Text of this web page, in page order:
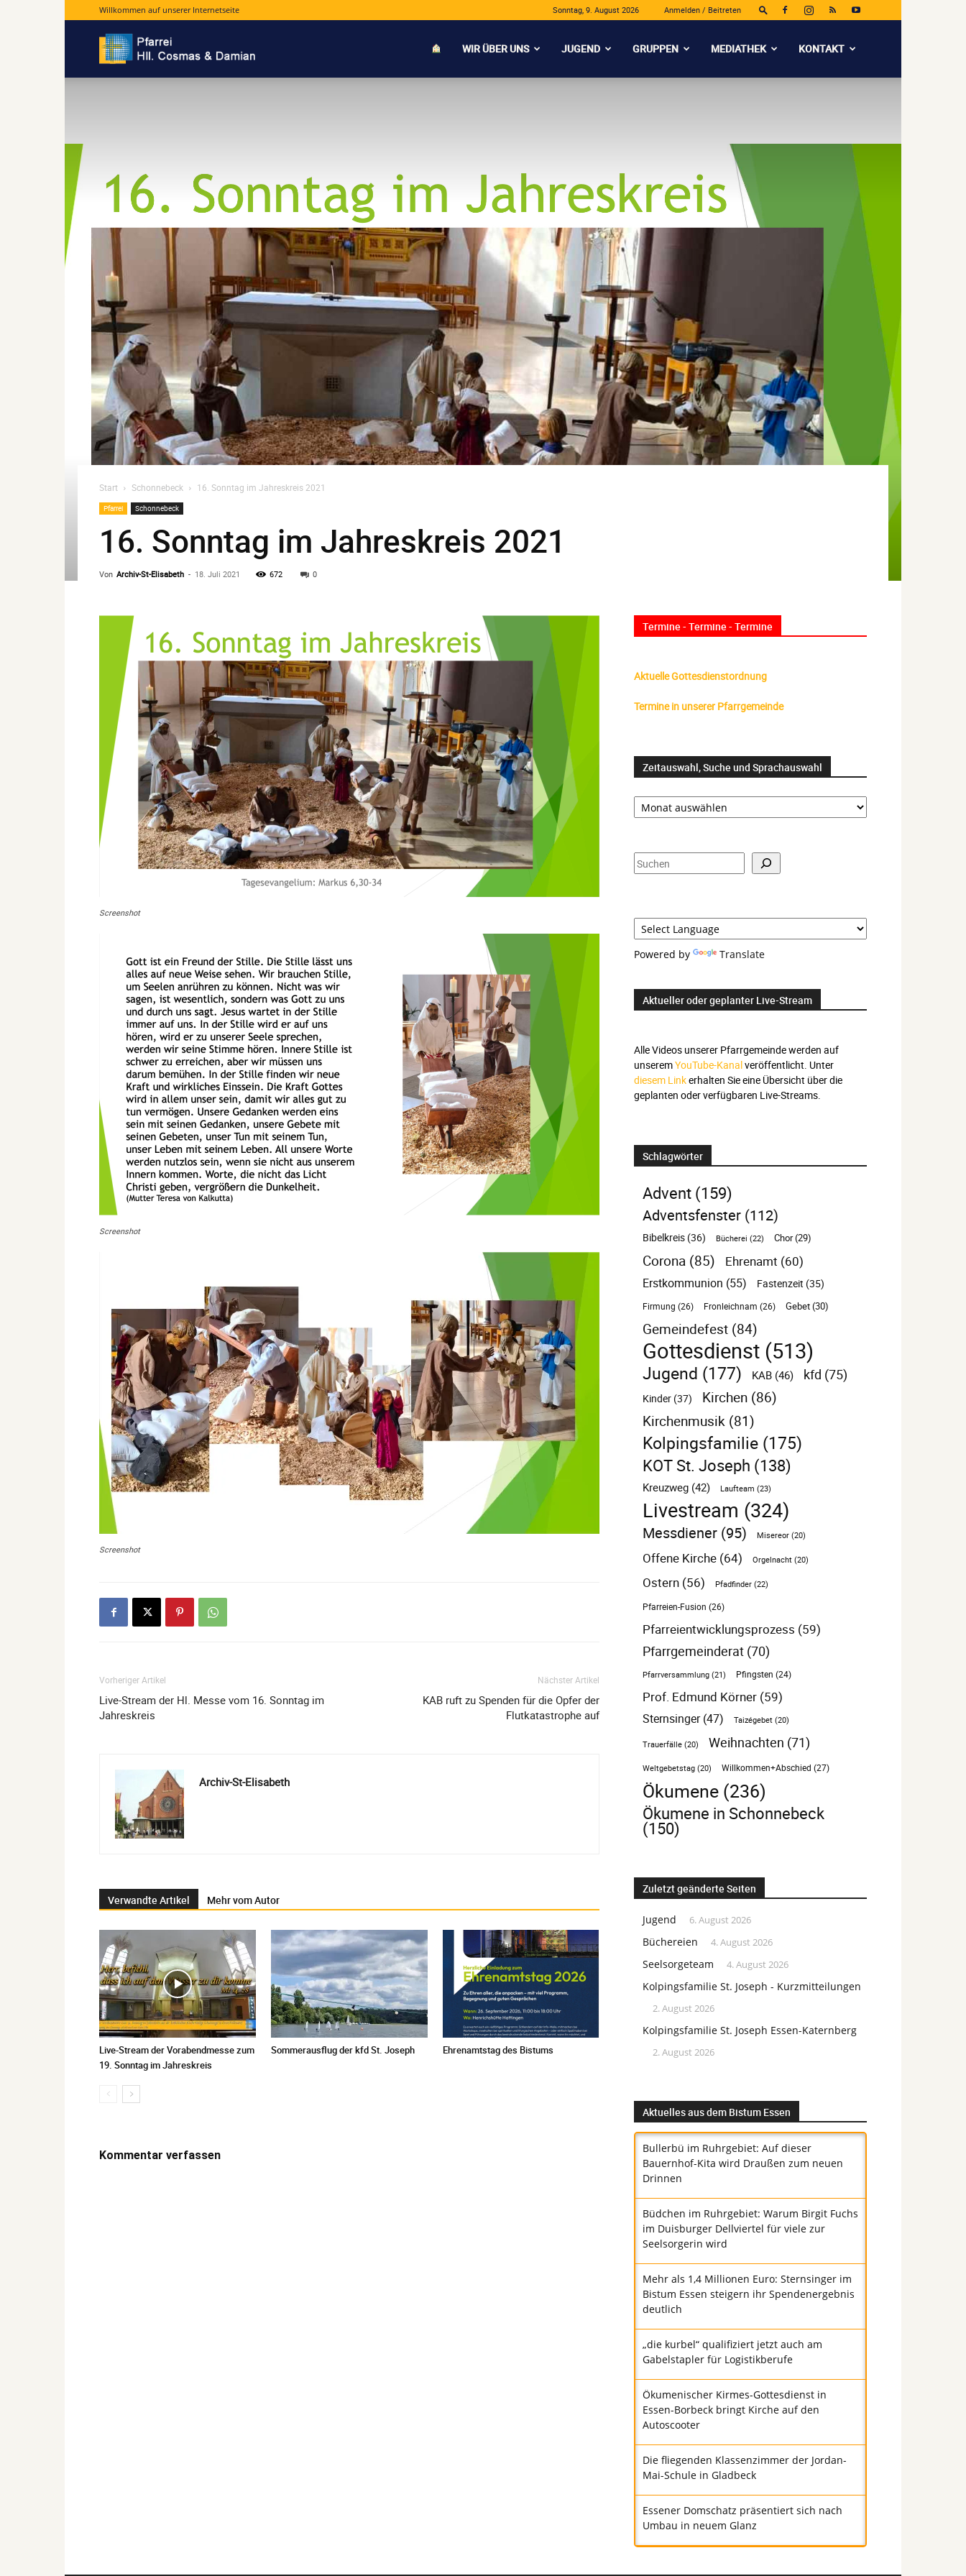
Sonntag, 9. August 2026 Anmelden / Beitreten
Willkommen auf unserer Internetseite
Damian
WIR ÜBER UNS JUGEND GRUPPEN MEDIATHEK KONTAKT
Start Schonnebeck 16. Sonntag im Jahreskreis 2021
Pfarrei Schonnebeck
16. Sonntag im Jahreskreis 2021
Von Archiv-St-Elisabeth - 18. Juli 2021 672 0
Screenshot
Screenshot
Screenshot
Vorheriger Artikel
Live-Stream der Hl. Messe vom 16. Sonntag im
Jahreskreis
Nächster Artikel
KAB ruft zu Spenden für die Opfer der
Flutkatastrophe auf
Archiv-St-Elisabeth
Verwandte Artikel Mehr vom Autor
Live-Stream der Vorabendmesse zum
19. Sonntag im Jahreskreis
Sommerausflug der kfd St. Joseph Ehrenamtstag des Bistums
Kommentar verfassen
Termine - Termine - Termine
Aktuelle Gottesdienstordnung
Termine in unserer Pfarrgemeinde
Zeitauswahl, Suche und Sprachauswahl
Zeitauswahl,
Suche
Suchen
Powered by Translate
Aktueller oder geplanter Live-Stream
Alle Videos unserer Pfarrgemeinde werden auf
unseremYouTube-Kanalveröffentlicht. Unter
diesem Linkerhalten Sie eine Übersicht über die
geplanten oder verfügbaren Live-Streams.
Schlagwörter
Advent(159)
Adventsfenster (112)
Bibelkreis (36) Bücherei (22) Chor(29)
Corona (85) Ehrenamt (60)
Erstkommunion (55) Fastenzeit (35)
Firmung (26) Fronleichnam (26) Gebet(30)
Gemeindefest (84)
Gottesdienst (513)
Jugend (177) KAB (46) kfd (75)
Kinder (37) Kirchen (86)
Kirchenmusik (81)
Kolpingsfamilie (175)
KOT St. Joseph (138)
Kreuzweg (42) Laufteam (23)
Livestream (324)
Messdiener (95) Misereor (20)
Offene Kirche (64) Orgelnacht (20)
Ostern (56) Pfadfinder (22)
Pfarreien-Fusion (26)
Pfarreientwicklungsprozess (59)
Pfarrgemeinderat (70)
Pfarrversammlung (21) Pfingsten (24)
Prof. Edmund Körner (59)
Sternsinger(47) Taizégebet (20)
Trauerfälle (20) Weihnachten (71)
Weltgebetstag (20) Willkommen+Abschied (27)
Ökumene (236)
Ökumene in Schonnebeck
(150)
Zuletzt geänderte Seiten
Jugend 6. August 2026
Büchereien 4. August 2026
Seelsorgeteam 4. August 2026
Kolpingsfamilie St. Joseph - Kurzmitteilungen
2. August 2026
Kolpingsfamilie St. Joseph Essen-Katernberg
2. August 2026
Aktuelles aus dem Bistum Essen
Bullerbü im Ruhrgebiet: Auf dieser
Bauernhof-Kita wird Draußen zum neuen
Drinnen
Büdchen im Ruhrgebiet: Warum Birgit Fuchs
im Duisburger Dellviertel für viele zur
Seelsorgerin wird
Mehr als 1,4 Millionen Euro: Sternsinger im
Bistum Essen steigern ihr Spendenergebnis
deutlich
„die kurbel“ qualifiziert jetzt auch am
Gabelstapler für Logistikberufe
Ökumenischer Kirmes-Gottesdienst in
Essen-Borbeck bringt Kirche auf den
Autoscooter
Die fliegenden Klassenzimmer der Jordan-
Mai-Schule in Gladbeck
Essener Domschatz präsentiert sich nach
Umbau in neuem Glanz